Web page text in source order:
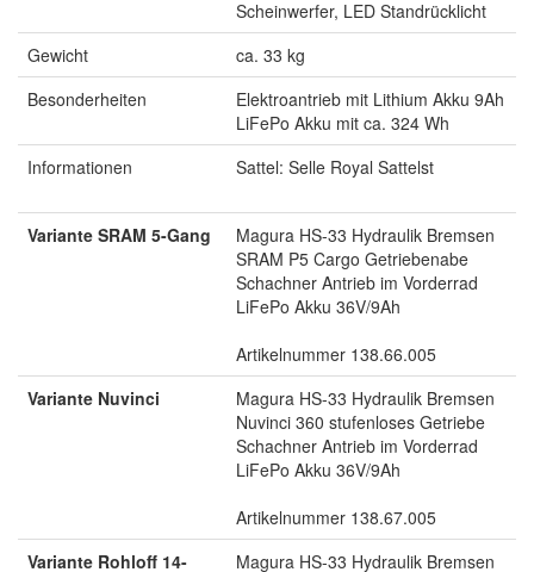
Scheinwerfer, LED Standrücklicht
Gewicht
ca. 33 kg
Besonderheiten
Elektroantrieb mit Lithium Akku 9Ah
LiFePo Akku mit ca. 324 Wh
Informationen
Sattel: Selle Royal Sattelst
Variante SRAM 5-Gang
Magura HS-33 Hydraulik Bremsen
SRAM P5 Cargo Getriebenabe
Schachner Antrieb im Vorderrad
LiFePo Akku 36V/9Ah
Artikelnummer 138.66.005
Variante Nuvinci
Magura HS-33 Hydraulik Bremsen
Nuvinci 360 stufenloses Getriebe
Schachner Antrieb im Vorderrad
LiFePo Akku 36V/9Ah
Artikelnummer 138.67.005
Variante Rohloff 14-
Magura HS-33 Hydraulik Bremsen